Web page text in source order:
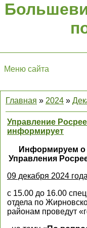
Меню сайта
Главная » 2024 »
Управление
информирует
Информируем о
Управления
09 декабря 2024 года
с 15.00 до 16.00
отдела по
районам проведут